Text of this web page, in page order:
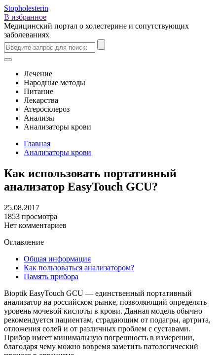
Stopholesterin
В избранное
Медицинский портал о холестерине и сопутствующих
заболеваниях
Лечение
Народные методы
Питание
Лекарства
Атеросклероз
Анализы
Анализаторы крови
Главная
Анализаторы крови
Как использовать портативный
анализатор EasyTouch GCU?
25.08.2017
1853 просмотра
Нет комментариев
Оглавление
Общая информация
Как пользоваться анализатором?
Память прибора
Bioptik EasyTouch GCU — единственный портативный
анализатор на российском рынке, позволяющий определять
уровень мочевой кислоты в крови. Данная модель обычно
рекомендуется пациентам, страдающим от подагры, артрита,
отложения солей и от различных проблем с суставами.
Прибор имеет минимальную погрешность в измерении,
благодаря чему можно вовремя заметить патологический